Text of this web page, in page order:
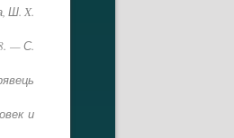
Ш. X.
— С.
и